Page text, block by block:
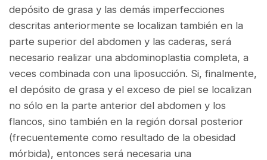
depósito de grasa y las demás imperfecciones
descritas anteriormente se localizan también en la
parte superior del abdomen y las caderas, será
necesario realizar una abdominoplastia completa, a
veces combinada con una liposucción. Si, finalmente,
el depósito de grasa y el exceso de piel se localizan
no sólo en la parte anterior del abdomen y los
flancos, sino también en la región dorsal posterior
(frecuentemente como resultado de la obesidad
mórbida), entonces será necesaria una